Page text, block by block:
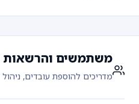
משתמשים והרשאות
מדריכים להוספת עובדים,